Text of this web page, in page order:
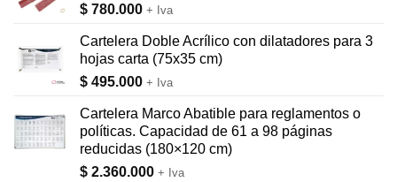
$ 780.000 + Iva
Cartelera Doble Acrílico con dilatadores para 3
hojas carta (75x35 cm)
$ 495.000 + Iva
Cartelera Marco Abatible para reglamentos o
políticas. Capacidad de 61 a 98 páginas
reducidas (180×120 cm)
$ 2.360.000 + Iva